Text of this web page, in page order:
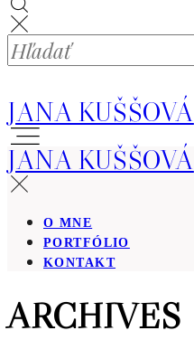
JANA KUŠŠOVÁ
JANA KUŠŠOVÁ
O MNE
PORTFÓLIO
KONTAKT
ARCHIVES